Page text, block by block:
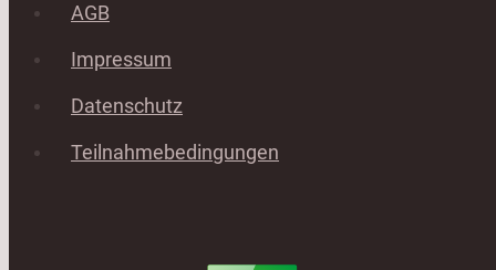
AGB
Impressum
Datenschutz
Teilnahmebedingungen